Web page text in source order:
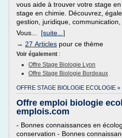
vous aide à trouver votre stage
stage en chimie. Découvrez,
gestion, juridique, communication,
Vous... [suite...]
→ 27 Articles pour ce thème
Voir également :
Offre Stage Biologie Lyon
Offre Stage Biologie Bordeaux
OFFRE STAGE BIOLOGIE ECOLOGIE »
Offre emploi biologie
emplois.com
- Bonnes connaissances en
conservation - Bonnes